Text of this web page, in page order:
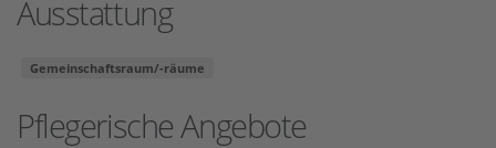
Ausstattung
Gemeinschaftsraum/-räume
Pflegerische Angebote